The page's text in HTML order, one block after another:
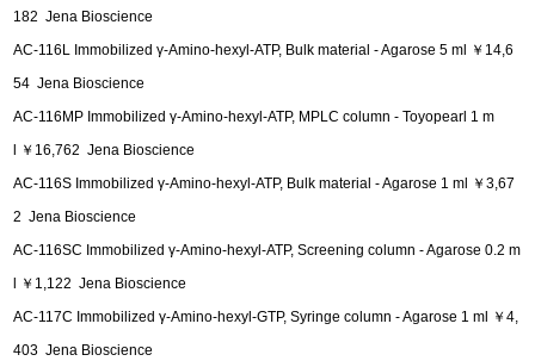
182 Jena Bioscience
AC-116L Immobilized γ-Amino-hexyl-ATP, Bulk material - Agarose 5 ml ￥14,6
54 Jena Bioscience
AC-116MP Immobilized γ-Amino-hexyl-ATP, MPLC column - Toyopearl 1 m
l ￥16,762 Jena Bioscience
AC-116S Immobilized γ-Amino-hexyl-ATP, Bulk material - Agarose 1 ml ￥3,67
2 Jena Bioscience
AC-116SC Immobilized γ-Amino-hexyl-ATP, Screening column - Agarose 0.2 m
l ￥1,122 Jena Bioscience
AC-117C Immobilized γ-Amino-hexyl-GTP, Syringe column - Agarose 1 ml ￥4,
403 Jena Bioscience